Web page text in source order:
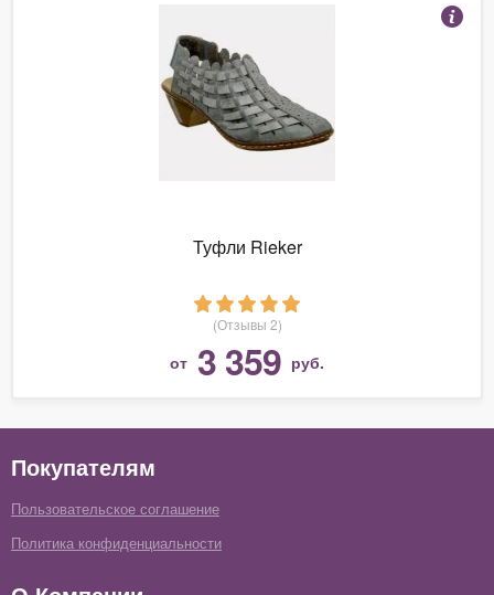
Туфли Rieker
(Отзывы 2)
от 3 359 руб.
Покупателям
Пользовательское соглашение
Политика конфиденциальности